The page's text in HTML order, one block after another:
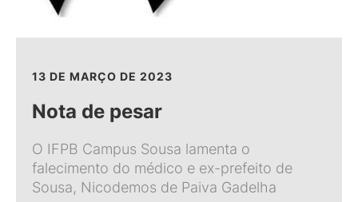
13 DE MARÇO DE 2023
Nota de pesar
O IFPB Campus Sousa lamenta o
falecimento do médico e ex-prefeito de
Sousa, Nicodemos de Paiva Gadelha